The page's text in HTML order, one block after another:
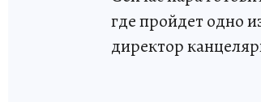
где пройдет одно
директор